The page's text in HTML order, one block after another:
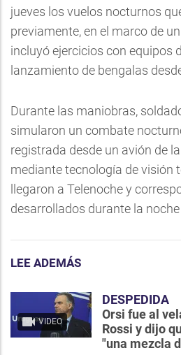
jueves los vuelos nocturnos
previamente, en el marco de
incluyó ejercicios con equipos
lanzamiento de bengalas
Durante las maniobras,
simularon un combate
registrada desde un avión de
mediante tecnología de visión
llegaron a Telenoche y
desarrollados durante la noche
LEE ADEMÁS
VIDEO
DESPEDIDA
Orsi fue al
Rossi y dijo
"una mezcla